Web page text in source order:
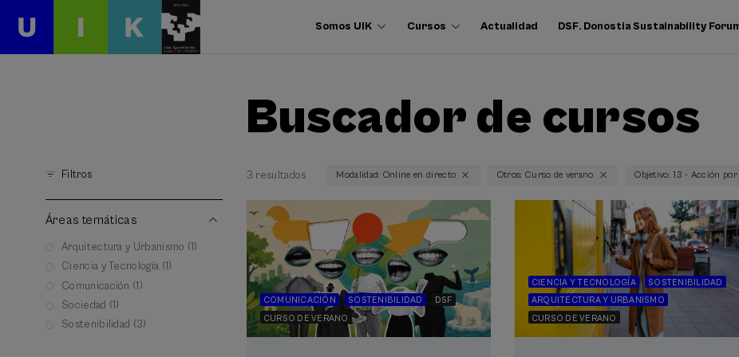
Somos UIK Cursos Actualidad DSF. Donostia Sustainability
Buscador de cursos
Filtros
Áreas temáticas
Arquitectura y Urbanismo (1)
Ciencia y Tecnología (1)
Comunicación (1)
Sociedad (1)
Sostenibilidad (3)
3 resultados Modalidad: Online en directo Otros: Curso de verano Objetivo: 13 - Acción
COMUNICACIÓN SOSTENIBILIDAD
DSF
CURSO DE VERANO
CIENCIA Y TECNOLOGÍA
SOSTENIBILIDAD
ARQUITECTURA Y URBANISMO
CURSO DE VERANO